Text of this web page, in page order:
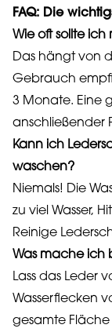
FAQ: Die
Wie oft sollte
Das hängt von
Gebrauch
3 Monate. Eine
anschließender
Kann ich
waschen?
Niemals! Die
zu viel Wasser,
Reinige
Was mache ich
Lass das Leder
Wasserflecken
gesamte